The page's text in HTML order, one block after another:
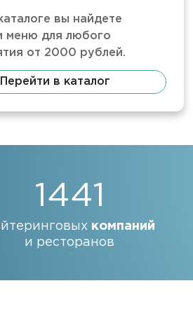
вы найдете
меню для любого
от 2000 рублей.
Перейти в каталог
1441
компаний
и ресторанов